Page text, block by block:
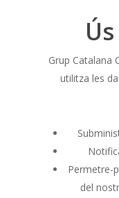
Grup Catalana
utilitza les
Permetre-
del